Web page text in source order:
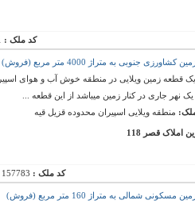
کد ملک :
کشاورزی جنوبی به متراژ 4000 متر مربع (فروش)
یک نهر جاری در کنار زمین میباشد از این قطعه ...
منطقه ویلایی اسپیران محدوده قزیل قیه
املاک قصر 118
کد ملک : 157783
مسکونی شمالی به متراژ 160 متر مربع (فروش)